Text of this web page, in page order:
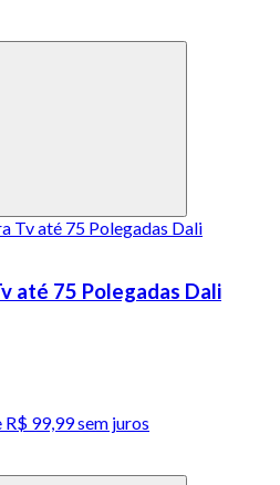
até 75 Polegadas Dali
R$ 99,99 sem juros